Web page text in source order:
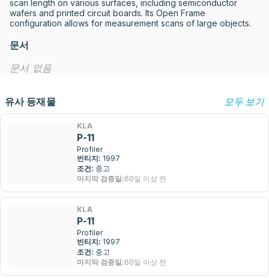
scan length on various surfaces, including semiconductor
wafers and printed circuit boards. Its Open Frame
configuration allows for measurement scans of large objects.
문서
문서 없음
유사 등재물 모두 보기
KLA
P-11
Profiler
빈티지: 1997
조건: 중고
마지막 검증일:60일 이상 전
KLA
P-11
Profiler
빈티지: 1997
조건: 중고
마지막 검증일:60일 이상 전